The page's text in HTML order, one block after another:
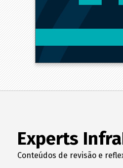
Experts
Conteúdos de revisão e